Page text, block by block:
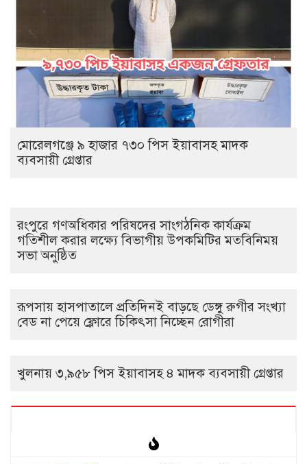
মোরেলগঞ্জে ৯ হাজার ৭৩০ পিস ইয়াবাসহ মাদক
ব্যবসায়ী গ্রেপ্তার
রংপুরে গণঅধিকার পরিষদের সাংগঠনিক কার্যক্রম
গতিশীল করার লক্ষ্যে বিভাগীয় উপকমিটির মতবিনিময়
সভা অনুষ্ঠিত
রূপসায় হাসপাতালে প্রতিদিনই বাড়ছে ডেঙ্গু রুগীর সংখ্যা
বেড না পেয়ে ফ্লোরে চিকিৎসা নিচ্ছেন রোগীরা
খুলনায় ৩,৯৫৮ পিস ইয়াবাসহ ৪ মাদক ব্যবসায়ী গ্রেপ্তার